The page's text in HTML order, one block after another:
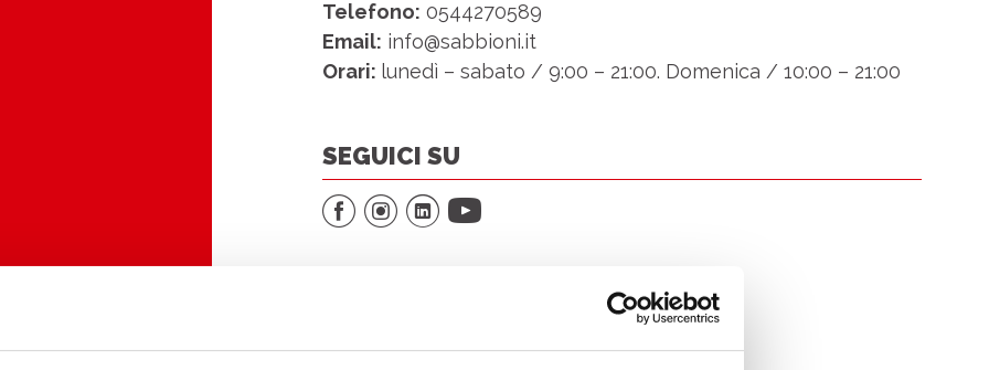
Telefono: 0544270589
Email: info@sabbioni.it
Orari: lunedì – sabato / 9:00 – 21:00. Domenica / 10:00 – 21:00
SEGUICI SU